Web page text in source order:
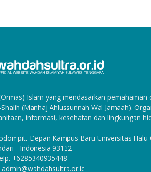
Islam yang mendasarkan pemahaman
(Manhaj Ahlussunnah Wal Jamaah).
informasi, kesehatan dan lingkungan
Depan Kampus Baru Universitas
- Indonesia 93132
+6285340935448
admin@wahdahsultra.or.id